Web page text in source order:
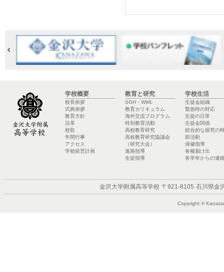
学校概要
校長挨拶
式典挨拶
教育方針
沿革
校歌
年間行事
アクセス
学校経営計画
教育と研究
SGH・WWL
教育カリキュラム
海外交流プログラム
特別教育活動
高校教育研究
高校教育研究協議会
（研究大会）
進路指導
生徒指導
学校生活
生徒会組織
緊急時の対応
生徒の日常
生徒会関係
総合的な探究の
部活動
保健指導
各種届け出
各学年からの連
金沢大学附属高等学校 〒921-8105 石川県金
Copyright ©